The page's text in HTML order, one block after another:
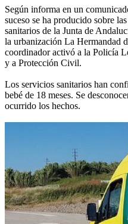
Según informa en un
suceso se ha producido sobre
sanitarios de la Junta de
la urbanización La Hermandad
coordinador activó a la Policía
y a Protección Civil.
Los servicios sanitarios han
bebé de 18 meses. Se
ocurrido los hechos.